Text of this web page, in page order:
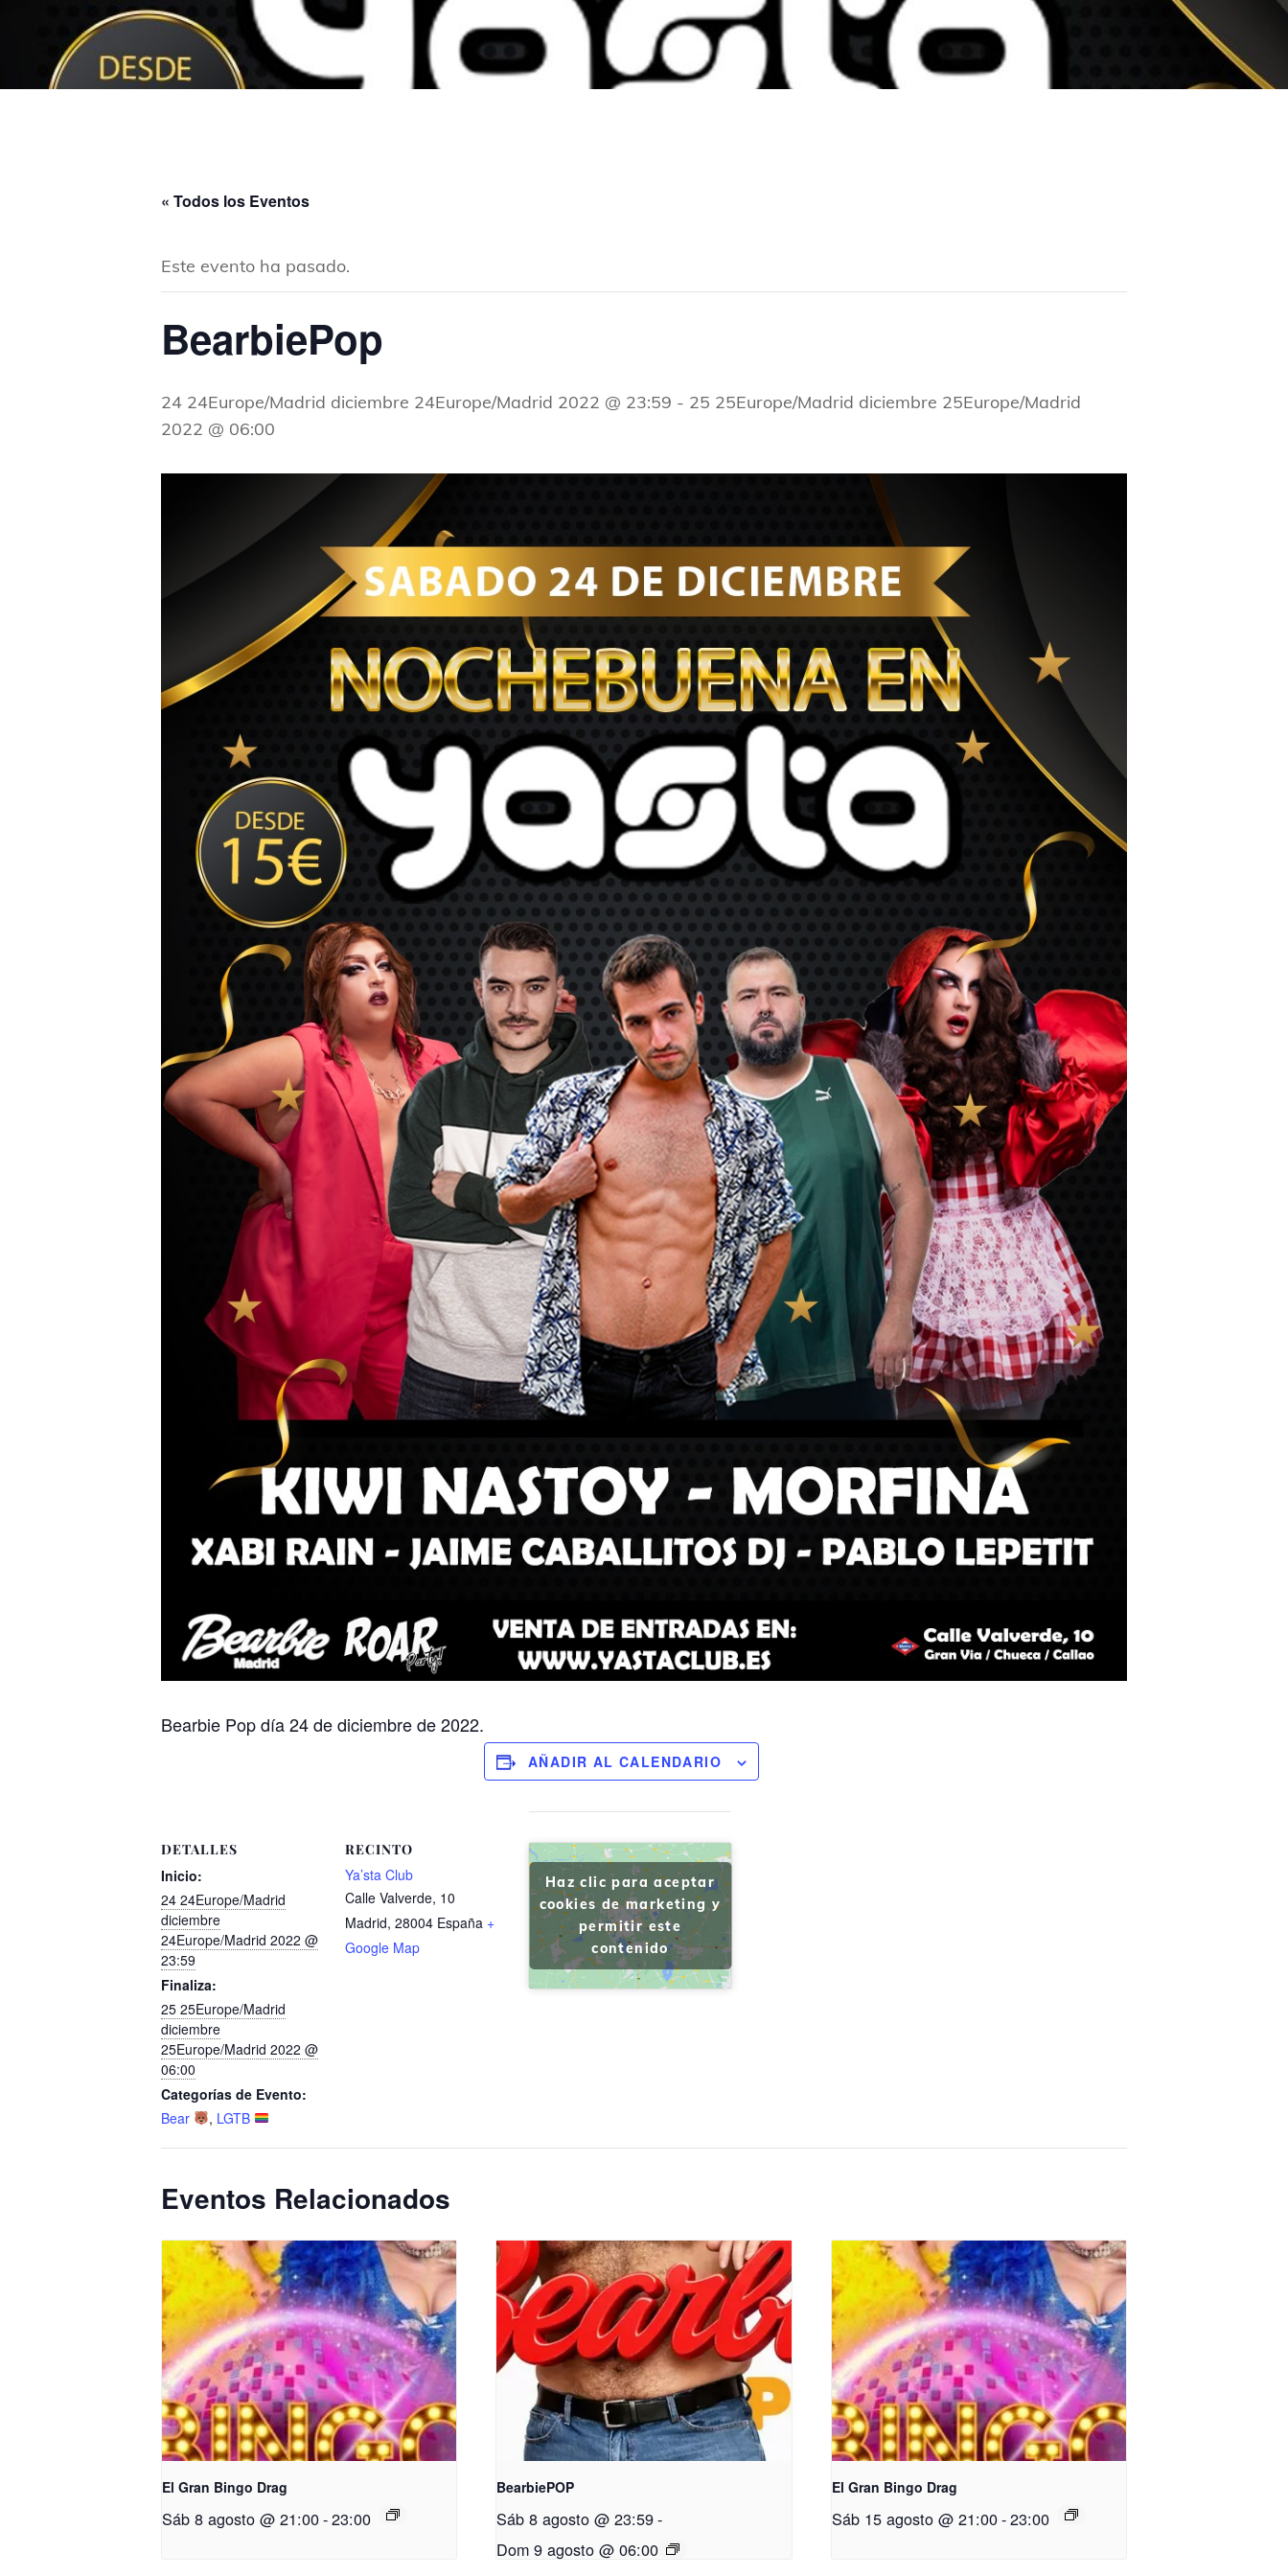
« Todos los Eventos
Este evento ha pasado.
BearbiePop
24 24Europe/Madrid diciembre 24Europe/Madrid 2022 @ 23:59 - 25 25Europe/Madrid diciembre 25Europe/Madrid
2022 @ 06:00
Bearbie Pop día 24 de diciembre de 2022.
AÑADIR AL CALENDARIO
DETALLES
Inicio:
24 24Europe/Madrid
diciembre
24Europe/Madrid 2022 @
23:59
Finaliza:
25 25Europe/Madrid
diciembre
25Europe/Madrid 2022 @
06:00
Categorías de Evento:
Bear
, LGTB
RECINTO
Ya’sta Club
Calle Valverde, 10
Madrid, 28004 España +
Google Map
Haz clic para aceptar
cookies de marketing y
permitir este
contenido
Eventos Relacionados
El Gran Bingo Drag
Sáb 8 agosto @ 21:00-23:00
BearbiePOP
Sáb 8 agosto @ 23:59-
Dom 9 agosto @ 06:00
El Gran Bingo Drag
Sáb 15 agosto @ 21:00-23:00